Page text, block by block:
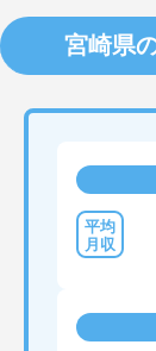
宮崎県